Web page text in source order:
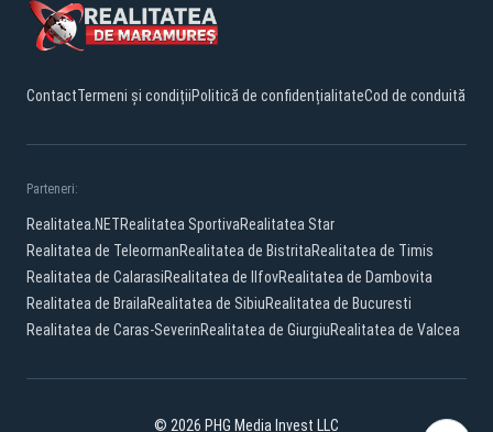
ContactTermeni și condițiiPolitică de confidențialitateCod de conduită
Parteneri:
Realitatea.NETRealitatea SportivaRealitatea Star
Realitatea de TeleormanRealitatea de BistritaRealitatea de Timis
Realitatea de CalarasiRealitatea de IlfovRealitatea de Dambovita
Realitatea de BrailaRealitatea de SibiuRealitatea de Bucuresti
Realitatea de Caras-SeverinRealitatea de GiurgiuRealitatea de Valcea
© 2026 PHG Media Invest LLC